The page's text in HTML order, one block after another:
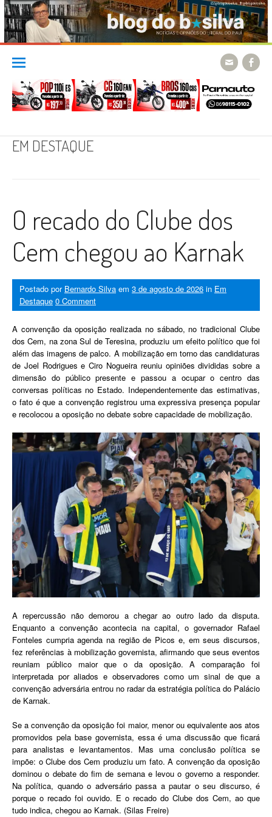
Skip
content
EM DESTAQUE
O recado do Clube dos
Cem chegou ao Karnak
Postado por Bernardo Silva em 3 de agosto de 2026 in Em
Destaque 0 Comment
A convenção da oposição realizada no sábado, no tradicional Clube
dos Cem, na zona Sul de Teresina, produziu um efeito político que foi
além das imagens de palco. A mobilização em torno das candidaturas
de Joel Rodrigues e Ciro Nogueira reuniu opiniões divididas sobre a
dimensão do público presente e passou a ocupar o centro das
conversas políticas no Estado. Independentemente das estimativas,
o fato é que a convenção registrou uma expressiva presença popular
e recolocou a oposição no debate sobre capacidade de mobilização.
A repercussão não demorou a chegar ao outro lado da disputa.
Enquanto a convenção acontecia na capital, o governador Rafael
Fonteles cumpria agenda na região de Picos e, em seus discursos,
fez referências à mobilização governista, afirmando que seus eventos
reuniam público maior que o da oposição. A comparação foi
interpretada por aliados e observadores como um sinal de que a
convenção adversária entrou no radar da estratégia política do Palácio
de Karnak.
Se a convenção da oposição foi maior, menor ou equivalente aos atos
promovidos pela base governista, essa é uma discussão que ficará
para analistas e levantamentos. Mas uma conclusão política se
impõe: o Clube dos Cem produziu um fato. A convenção da oposição
dominou o debate do fim de semana e levou o governo a responder.
Na política, quando o adversário passa a pautar o seu discurso, é
porque o recado foi ouvido. E o recado do Clube dos Cem, ao que
tudo indica, chegou ao Karnak. (Silas Freire)